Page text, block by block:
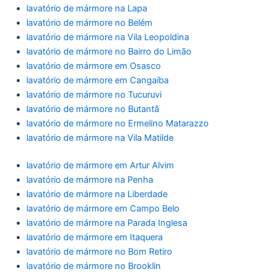
lavatório de mármore na Lapa
lavatório de mármore no Belém
lavatório de mármore na Vila Leopoldina
lavatório de mármore no Bairro do Limão
lavatório de mármore em Osasco
lavatório de mármore em Cangaíba
lavatório de mármore no Tucuruvi
lavatório de mármore no Butantã
lavatório de mármore no Ermelino Matarazzo
lavatório de mármore na Vila Matilde
lavatório de mármore em Artur Alvim
lavatório de mármore na Penha
lavatório de mármore na Liberdade
lavatório de mármore em Campo Belo
lavatório de mármore na Parada Inglesa
lavatório de mármore em Itaquera
lavatório de mármore no Bom Retiro
lavatório de mármore no Brooklin